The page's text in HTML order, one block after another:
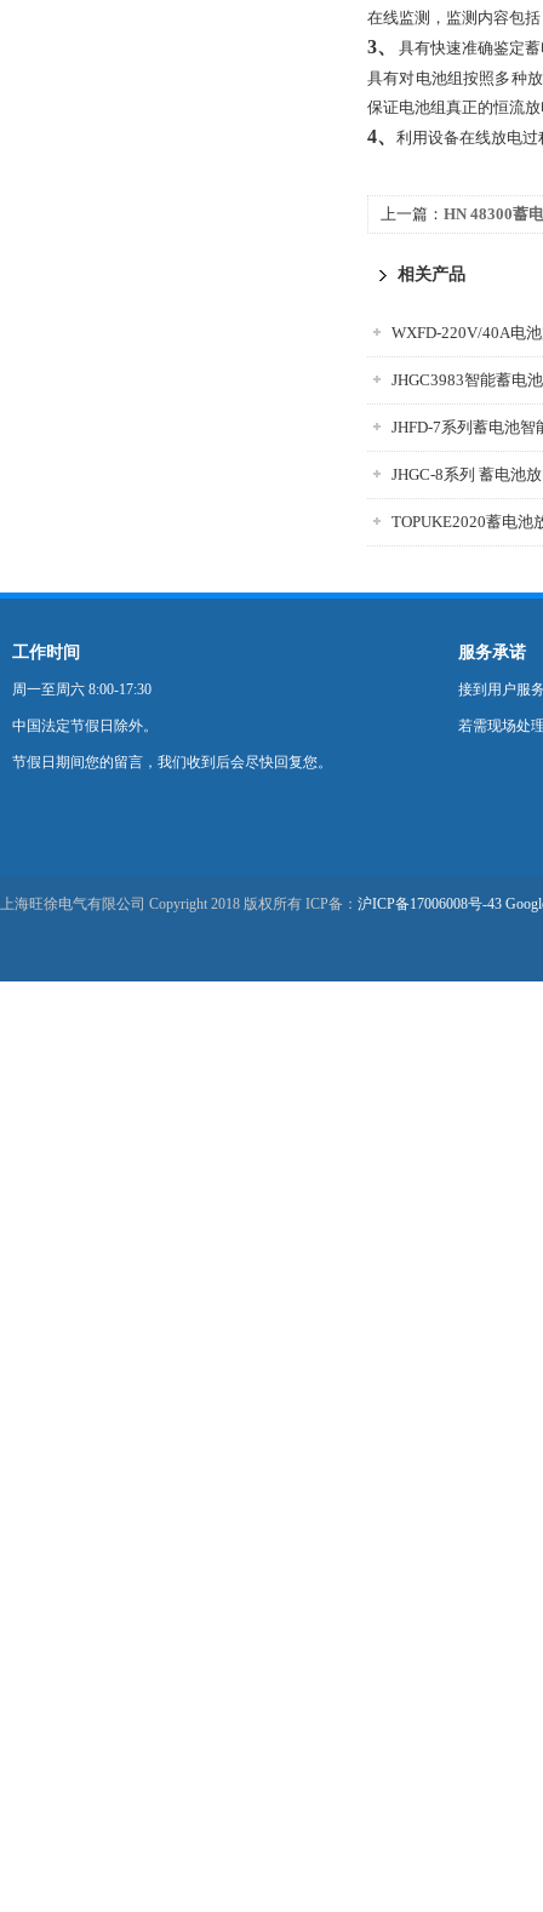
在线监测，监测内容包
3、
具有快速准确鉴定
具有对电池组按照多种
保证电池组真正的恒流
4、 利用设备在线放电
上一篇： HN 48300蓄
相关产品
WXFD-220V/40A电
JHGC3983智能蓄电
JHFD-7系列蓄电池智
JHGC-8系列 蓄电池
TOPUKE2020蓄电池
工作时间
周一至周六 8:00-17:30
中国法定节假日除外。
节假日期间您的留言，我们收到后会尽快回复您。
服务承诺
接到用户服
若需现场处
上海旺徐电气有限公司 Copyright 2018 版权所有 ICP备： 沪ICP备17006008号-43